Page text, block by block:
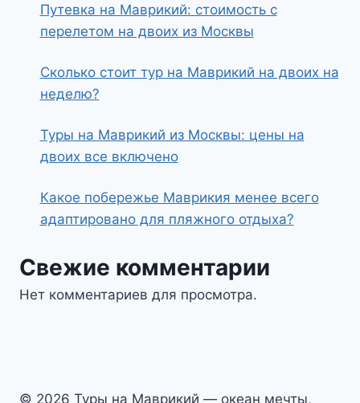
Путевка на Маврикий: стоимость с
перелетом на двоих из Москвы
Сколько стоит тур на Маврикий на двоих на
неделю?
Туры на Маврикий из Москвы: цены на
двоих все включено
Какое побережье Маврикия менее всего
адаптировано для пляжного отдыха?
Свежие комментарии
Нет комментариев для просмотра.
© 2026 Туры на Маврикий — океан мечты,